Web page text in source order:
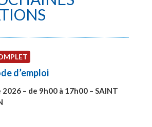
d’emploi
– de 9h00 à 17h00 – SAINT